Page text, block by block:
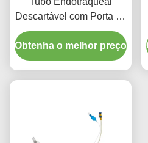
Descartável com Porta de
Sucção - PVC
Transparente Livre de
DEHP para Garantia de
Obtenha o melhor preço